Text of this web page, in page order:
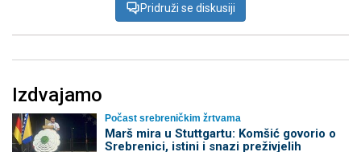
Pridruži se diskusiji
Izdvajamo
Počast srebreničkim žrtvama
Marš mira u Stuttgartu: Komšić govorio o
Srebrenici, istini i snazi preživjelih